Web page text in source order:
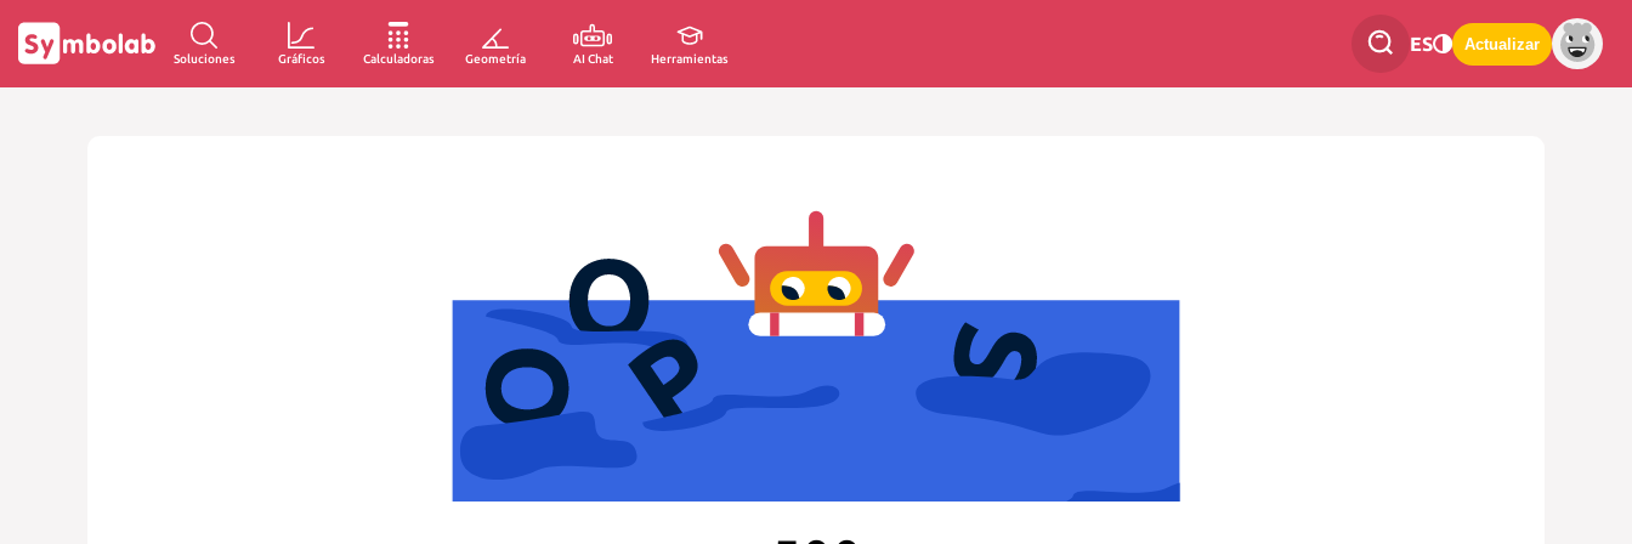
Soluciones Gráficos Calculadoras Geometría AI Chat Herramientas
ES Actualizar